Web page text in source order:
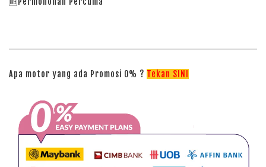
Apa motor yang ada Promosi 0% ? Tekan SINI